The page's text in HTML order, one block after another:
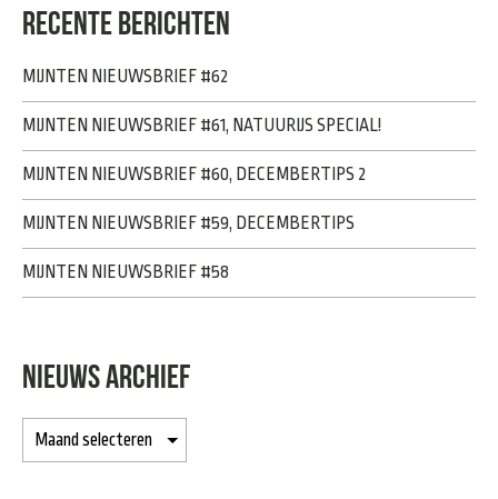
RECENTE BERICHTEN
MIJNTEN NIEUWSBRIEF #62
MIJNTEN NIEUWSBRIEF #61, NATUURIJS SPECIAL!
MIJNTEN NIEUWSBRIEF #60, DECEMBERTIPS 2
MIJNTEN NIEUWSBRIEF #59, DECEMBERTIPS
MIJNTEN NIEUWSBRIEF #58
NIEUWS ARCHIEF